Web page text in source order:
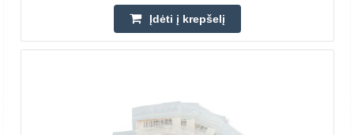
Įdėti į krepšelį